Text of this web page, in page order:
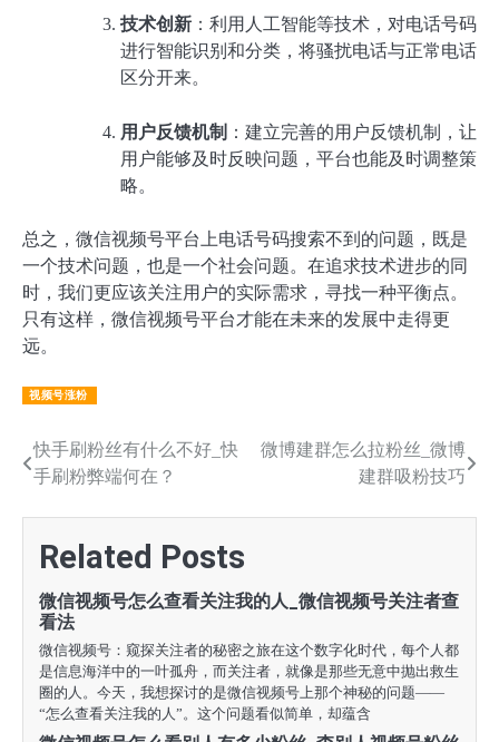
技术创新 ：利用人工智能等技术，对电话号码
进行智能识别和分类，将骚扰电话与正常电话
区分开来。
用户反馈机制 ：建立完善的用户反馈机制，让
用户能够及时反映问题，平台也能及时调整策
略。
总之，微信视频号平台上电话号码搜索不到的问题，既是
一个技术问题，也是一个社会问题。在追求技术进步的同
时，我们更应该关注用户的实际需求，寻找一种平衡点。
只有这样，微信视频号平台才能在未来的发展中走得更
远。
视频号涨粉
文
航
快手刷粉丝有什么不好_快
手刷粉弊端何在？
微博建群怎么拉粉丝_微博
建群吸粉技巧
Related Posts
微信视频号怎么查看关注我的人_微信视频号关注者查
看法
微信视频号：窥探关注者的秘密之旅在这个数字化时代，每个人都
是信息海洋中的一叶孤舟，而关注者，就像是那些无意中抛出救生
圈的人。今天，我想探讨的是微信视频号上那个神秘的问题——
“怎么查看关注我的人”。这个问题看似简单，却蕴含